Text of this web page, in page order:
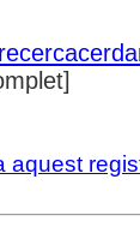
aquest